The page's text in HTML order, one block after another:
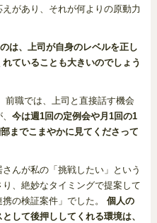
があり、それが何よりの原動力
は、上司が自身のレベルを正し
ていることも大きいのでしょう
前職では、上司と直接話す機会
今は週1回の定例会や月1回の1
までこまやかに見てくださって
んが私の「挑戦したい」という
、絶妙なタイミングで提案して
の検証案件」でした。 個人の
して後押ししてくれる環境は、